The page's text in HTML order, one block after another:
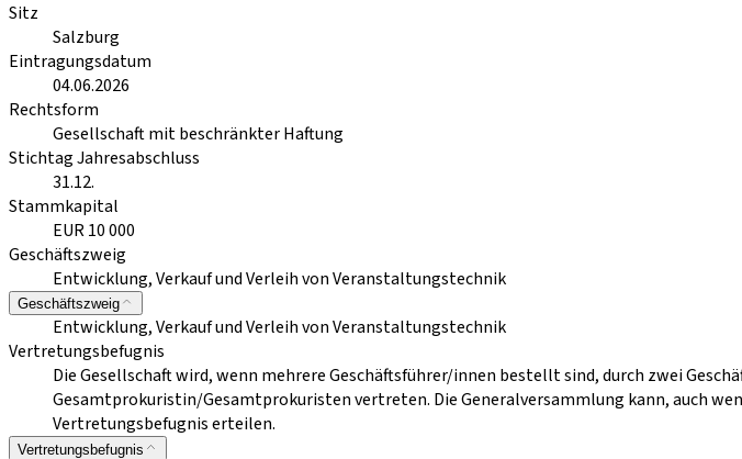
Sitz
Salzburg
Eintragungsdatum
04.06.2026
Rechtsform
Gesellschaft mit beschränkter Haftung
Stichtag Jahresabschluss
31.12.
Stammkapital
EUR 10 000
Geschäftszweig
Entwicklung, Verkauf und Verleih von Veranstaltungstechnik
Geschäftszweig
Entwicklung, Verkauf und Verleih von Veranstaltungstechnik
Vertretungsbefugnis
Die Gesellschaft wird, wenn mehrere Geschäftsführer/innen bestellt sind, durch zwei
Gesamtprokuristin/Gesamtprokuristen vertreten. Die Generalversammlung kann, auch
Vertretungsbefugnis erteilen.
Vertretungsbefugnis